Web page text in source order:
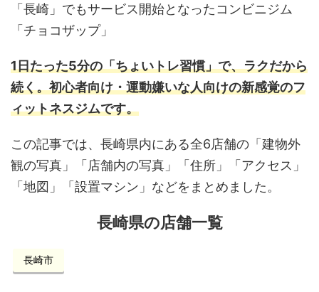
「長崎」でもサービス開始となったコンビニジム
「チョコザップ」
1日たった5分の「ちょいトレ習慣」で、ラクだから
続く。初心者向け・運動嫌いな人向けの新感覚のフ
ィットネスジムです。
この記事では、長崎県内にある全6店舗の「建物外
観の写真」「店舗内の写真」「住所」「アクセス」
「地図」「設置マシン」などをまとめました。
長崎県の店舗一覧
長崎市